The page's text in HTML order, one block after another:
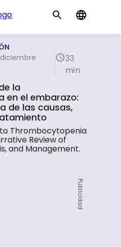
33
min
la
en el embarazo:
de las causas,
Thrombocytopenia
Review of
and Management.
Publicidad